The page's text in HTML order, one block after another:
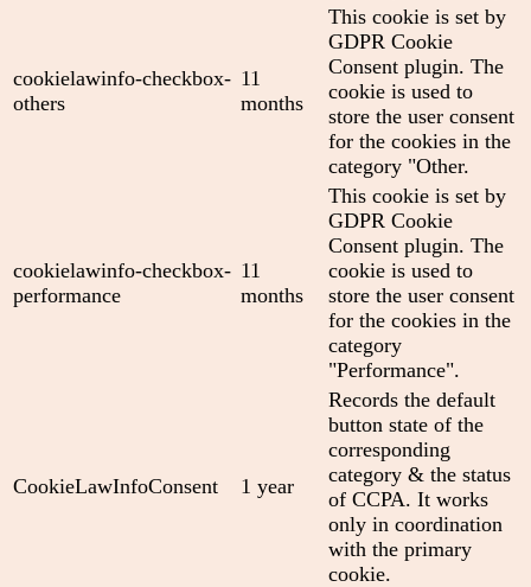
cookielawinfo-checkbox-
others
11
months
This cookie is set by
GDPR Cookie
Consent plugin. The
cookie is used to
store the user consent
for the cookies in the
category "Other.
cookielawinfo-checkbox-
performance
11
months
This cookie is set by
GDPR Cookie
Consent plugin. The
cookie is used to
store the user consent
for the cookies in the
category
"Performance".
CookieLawInfoConsent 1 year
Records the default
button state of the
corresponding
category & the status
of CCPA. It works
only in coordination
with the primary
cookie.